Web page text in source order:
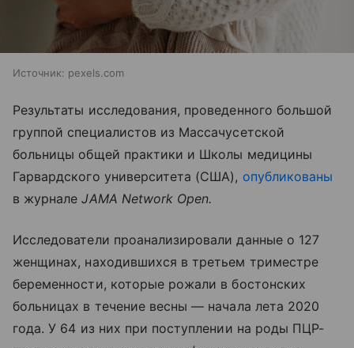
Источник: pexels.com
Результаты исследования, проведенного большой
группой специалистов из Массачусетской
больницы общей практики и Школы медицины
Гарвардского университета (США), опубликованы
в журналеJAMA Network Open.
Исследователи проанализировали данные о 127
женщинах, находившихся в третьем триместре
беременности, которые рожали в бостонских
больницах в течение весны — начала лета 2020
года. У 64 из них при поступлении на роды ПЦР-